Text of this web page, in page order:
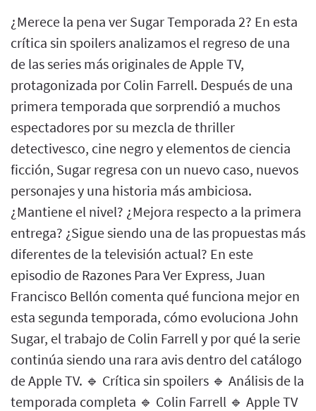
¿Merece la pena ver Sugar Temporada 2? En esta
crítica sin spoilers analizamos el regreso de una
de las series más originales de Apple TV,
protagonizada por Colin Farrell. Después de una
primera temporada que sorprendió a muchos
espectadores por su mezcla de thriller
detectivesco, cine negro y elementos de ciencia
ficción, Sugar regresa con un nuevo caso, nuevos
personajes y una historia más ambiciosa.
¿Mantiene el nivel? ¿Mejora respecto a la primera
entrega? ¿Sigue siendo una de las propuestas más
diferentes de la televisión actual? En este
episodio de Razones Para Ver Express, Juan
Francisco Bellón comenta qué funciona mejor en
esta segunda temporada, cómo evoluciona John
Sugar, el trabajo de Colin Farrell y por qué la serie
continúa siendo una rara avis dentro del catálogo
de Apple TV. 🔹 Crítica sin spoilers 🔹 Análisis de la
temporada completa 🔹 Colin Farrell 🔹 Apple TV